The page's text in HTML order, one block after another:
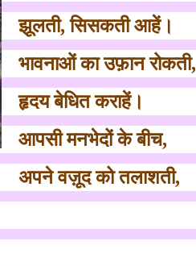
झूलती,सिसकती आहें।
भावनाओं का उफ़ान रोकती,
हृदय बेधित कराहें।
आपसी मनभेदों के बीच,
अपने वज़ूद को तलाशती,